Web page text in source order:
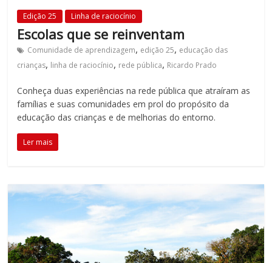
transformador
da
escola
para
expandir
perspectivas
acompanhar
as
realizações
alunos.
Esse
propósito
da
Edição 25 Linha de raciocínio
Escolas que se reinventam
Comunidade de aprendizagem, edição 25, educação das
crianças, linha de raciocínio, rede pública, Ricardo Prado
Conheça duas experiências na rede pública que atraíram as
famílias e suas comunidades em prol do propósito da
educação das crianças e de melhorias do entorno.
Ler mais